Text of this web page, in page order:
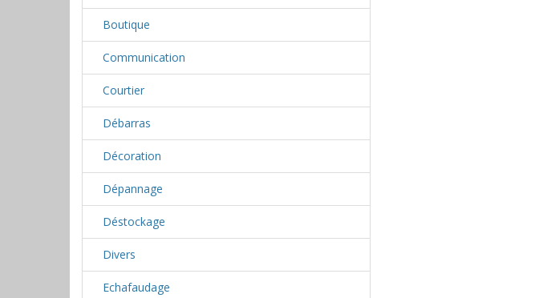
Boutique
Communication
Courtier
Débarras
Décoration
Dépannage
Déstockage
Divers
Echafaudage